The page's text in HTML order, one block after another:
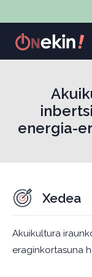
energia-
Xedea
Akuikultura
eraginkortasuna